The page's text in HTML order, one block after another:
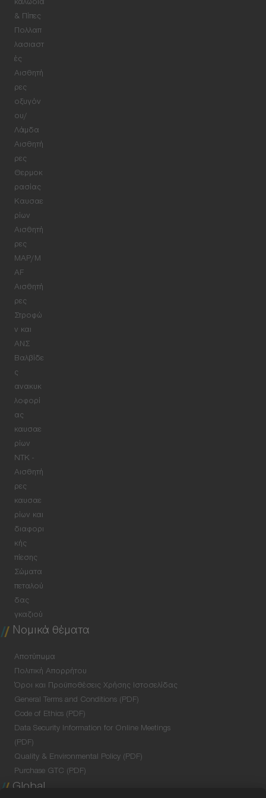
καλώδια
& Πίπες
Πολλαπ
λασιαστ
ές
Αισθητή
ρες
οξυγόν
ου/
Λάμδα
Αισθητή
ρες
Θερμοκ
ρασίας
Καυσαε
ρίων
Αισθητή
ρες
MAP/M
AF
Αισθητή
ρες
Στροφώ
ν και
ΑΝΣ
Βαλβίδε
ς
ανακυκ
λοφορί
ας
καυσαε
ρίων
NTK -
Αισθητή
ρες
καυσαε
ρίων και
διαφορι
κής
πίεσης
Σώματα
πεταλού
δας
γκαζιού
Νομικά θέματα
Αποτύπωμα
Πολιτική Απορρήτου
Όροι και Προϋποθέσεις Χρήσης Ιστοσελίδας
General Terms and Conditions (PDF)
Code of Ethics (PDF)
Data Security Information for Online Meetings
(PDF)
Quality & Environmental Policy (PDF)
Purchase GTC (PDF)
Global